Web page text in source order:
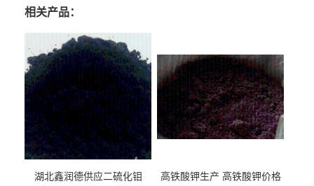
相关产品：
湖北鑫润德供应二硫化钼 高铁酸钾生产 高铁酸钾价格